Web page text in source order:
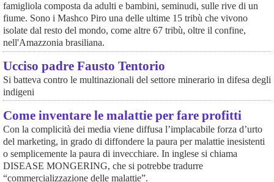
famigliola composta da adulti e bambini, seminudi, sulle rive di un
fiume. Sono i Mashco Piro una delle ultime 15 tribù che vivono
isolate dal resto del mondo, come altre 67 tribù, oltre il confine,
nell'Amazzonia brasiliana.
Ucciso padre Fausto Tentorio
Si batteva contro le multinazionali del settore minerario in difesa degli
indigeni
Come inventare le malattie per fare profitti
Con la complicità dei media viene diffusa l’implacabile forza d’urto
del marketing, in grado di diffondere la paura per malattie inesistenti
o semplicemente la paura di invecchiare. In inglese si chiama
DISEASE MONGERING, che si potrebbe tradurre
“commercializzazione delle malattie”.